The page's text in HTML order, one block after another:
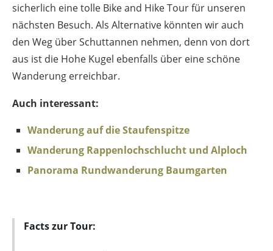
sicherlich eine tolle Bike and Hike Tour für unseren
nächsten Besuch. Als Alternative könnten wir auch
den Weg über Schuttannen nehmen, denn von dort
aus ist die Hohe Kugel ebenfalls über eine schöne
Wanderung erreichbar.
Auch interessant:
Wanderung auf die Staufenspitze
Wanderung Rappenlochschlucht und Alploch
Panorama Rundwanderung Baumgarten
Facts zur Tour: